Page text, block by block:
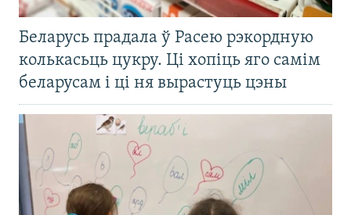
Беларусь прадала ў Расею рэкордную
колькасьць цукру. Ці хопіць яго самім
беларусам і ці ня вырастуць цэны